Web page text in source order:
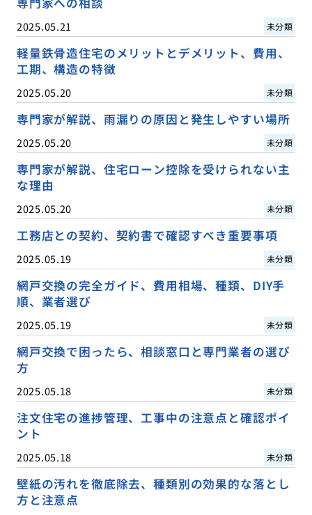
2025.05.21 未分類
軽量鉄骨造住宅のメリットとデメリット、費用、
工期、構造の特徴
2025.05.20 未分類
専門家が解説、雨漏りの原因と発生しやすい場所
2025.05.20 未分類
専門家が解説、住宅ローン控除を受けられない主
な理由
2025.05.20 未分類
工務店との契約、契約書で確認すべき重要事項
2025.05.19 未分類
網戸交換の完全ガイド、費用相場、種類、DIY手
順、業者選び
2025.05.19 未分類
網戸交換で困ったら、相談窓口と専門業者の選び
方
2025.05.18 未分類
注文住宅の進捗管理、工事中の注意点と確認ポイ
ント
2025.05.18 未分類
壁紙の汚れを徹底除去、種類別の効果的な落とし
方と注意点